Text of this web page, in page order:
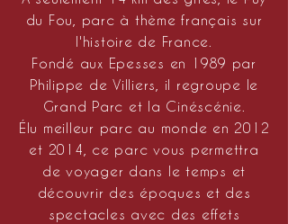
du Fou, parc à thème français sur
l'histoire de France.
Fondé aux Epesses en 1989 par
Philippe de Villiers, il regroupe le
Grand Parc et la Cinéscénie.
Élu meilleur parc au monde en 2012
et 2014, ce parc vous permettra
de voyager dans le temps et
découvrir des époques et des
spectacles avec des effets